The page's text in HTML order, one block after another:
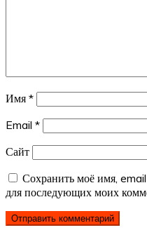
Имя *
Email *
Сайт
Сохранить моё имя, email
для последующих моих